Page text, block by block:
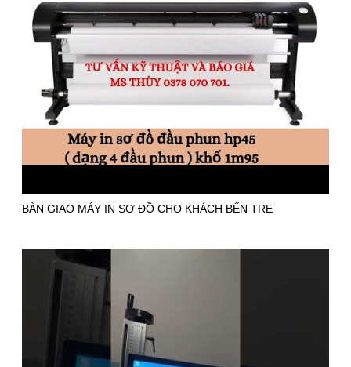
BÀN GIAO MÁY IN SƠ ĐỒ CHO KHÁCH BẾN TRE